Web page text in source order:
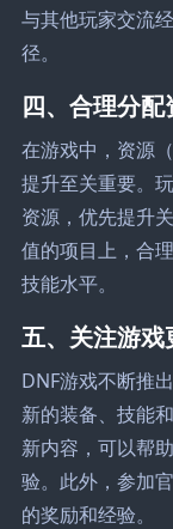
与其他玩家交流
径。
四、合理分配
在游戏中，资源
提升至关重要。
资源，优先提升
值的项目上，合
技能水平。
五、关注游
DNF游戏不断推
新的装备、技能
新内容，可以帮
验。此外，参加
的奖励和经验。